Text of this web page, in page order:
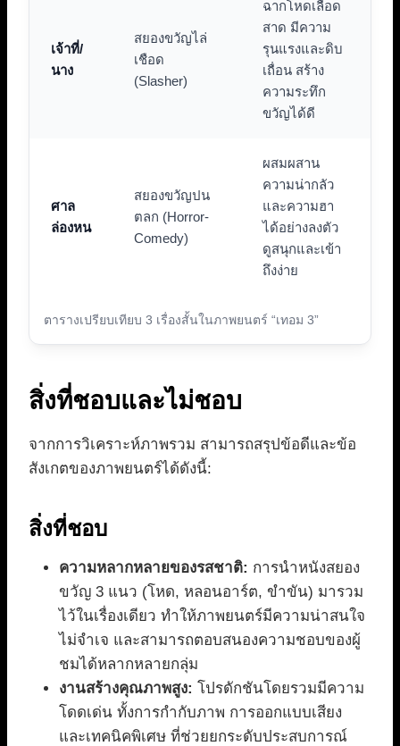
ตารางเปรียบเทียบ 3 เรื่องสั้นในภาพยนตร์ “เทอม 3”
เจ้าที่/
นาง
สยองขวัญไล่
เชือด
(Slasher)
ฉากโหดเลือด
สาด มีความ
รุนแรงและดิบ
เถื่อน สร้าง
ความระทึก
ขวัญได้ดี
ศาล
ล่องหน
สยองขวัญปน
ตลก (Horror-
Comedy)
ผสมผสาน
ความน่ากลัว
และความฮา
ได้อย่างลงตัว
ดูสนุกและเข้า
ถึงง่าย
สิ่งที่ชอบและไม่ชอบ
จากการวิเคราะห์ภาพรวม สามารถสรุปข้อดีและข้อ
สังเกตของภาพยนตร์ได้ดังนี้:
สิ่งที่ชอบ
ความหลากหลายของรสชาติ: การนำหนังสยอง
ขวัญ 3 แนว (โหด, หลอนอาร์ต, ขำขัน) มารวม
ไว้ในเรื่องเดียว ทำให้ภาพยนตร์มีความน่าสนใจ
ไม่จำเจ และสามารถตอบสนองความชอบของผู้
ชมได้หลากหลายกลุ่ม
งานสร้างคุณภาพสูง: โปรดักชันโดยรวมมีความ
โดดเด่น ทั้งการกำกับภาพ การออกแบบเสียง
และเทคนิคพิเศษ ที่ช่วยยกระดับประสบการณ์